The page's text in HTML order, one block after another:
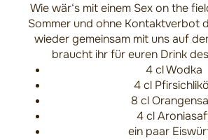
Wie wär‘s mit einem Sex on the
Sommer und ohne Kontaktverbot
wieder gemeinsam mit uns auf
braucht ihr für euren Drink
4 cl Wodka
4 cl
8 cl
4 cl
ein paar